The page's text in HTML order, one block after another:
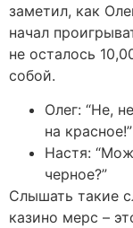
заметил, как
начал
не осталось
собой.
Олег: “Не,
на красное!”
Настя:
черное?”
Слышать такие
казино мерс –